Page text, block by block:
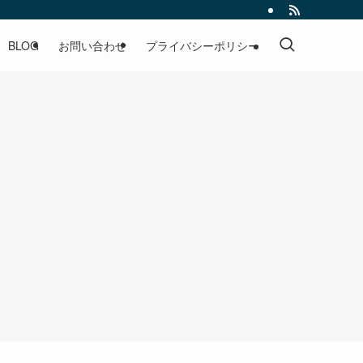
BLOG お問い合わせ プライバシーポリシー